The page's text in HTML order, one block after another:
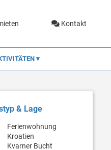
Kontakt
& Lage
Ferienwohnung
Kroatien
Kvarner Bucht